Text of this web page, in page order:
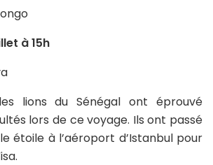
à 15h
lions du Sénégal ont éprouvé
lors de ce voyage. Ils ont passé
étoile à l’aéroport d’Istanbul pour